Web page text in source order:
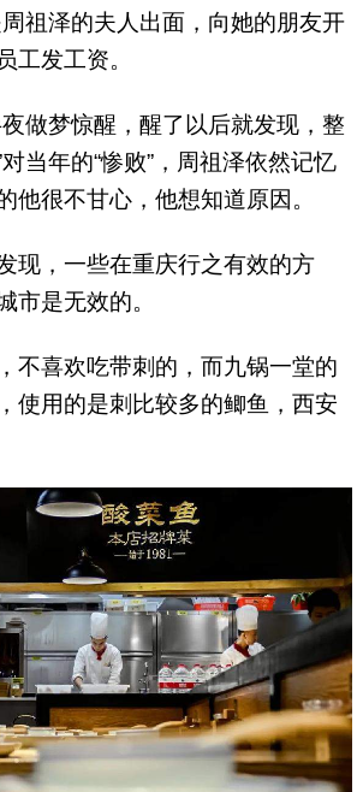
祖泽的夫人出面，向她的朋友开
工发工资。
做梦惊醒，醒了以后就发现，整
当年的“惨败”，周祖泽依然记忆
他很不甘心，他想知道原因。
现，一些在重庆行之有效的方
市是无效的。
不喜欢吃带刺的，而九锅一堂的
使用的是刺比较多的鲫鱼，西安